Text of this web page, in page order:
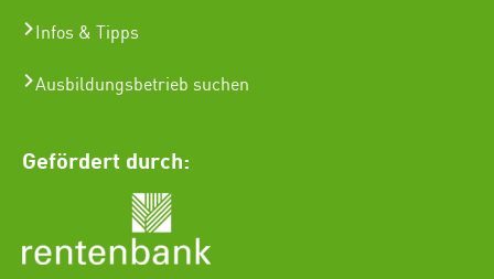
Infos & Tipps
Ausbildungsbetrieb suchen
Gefördert durch: